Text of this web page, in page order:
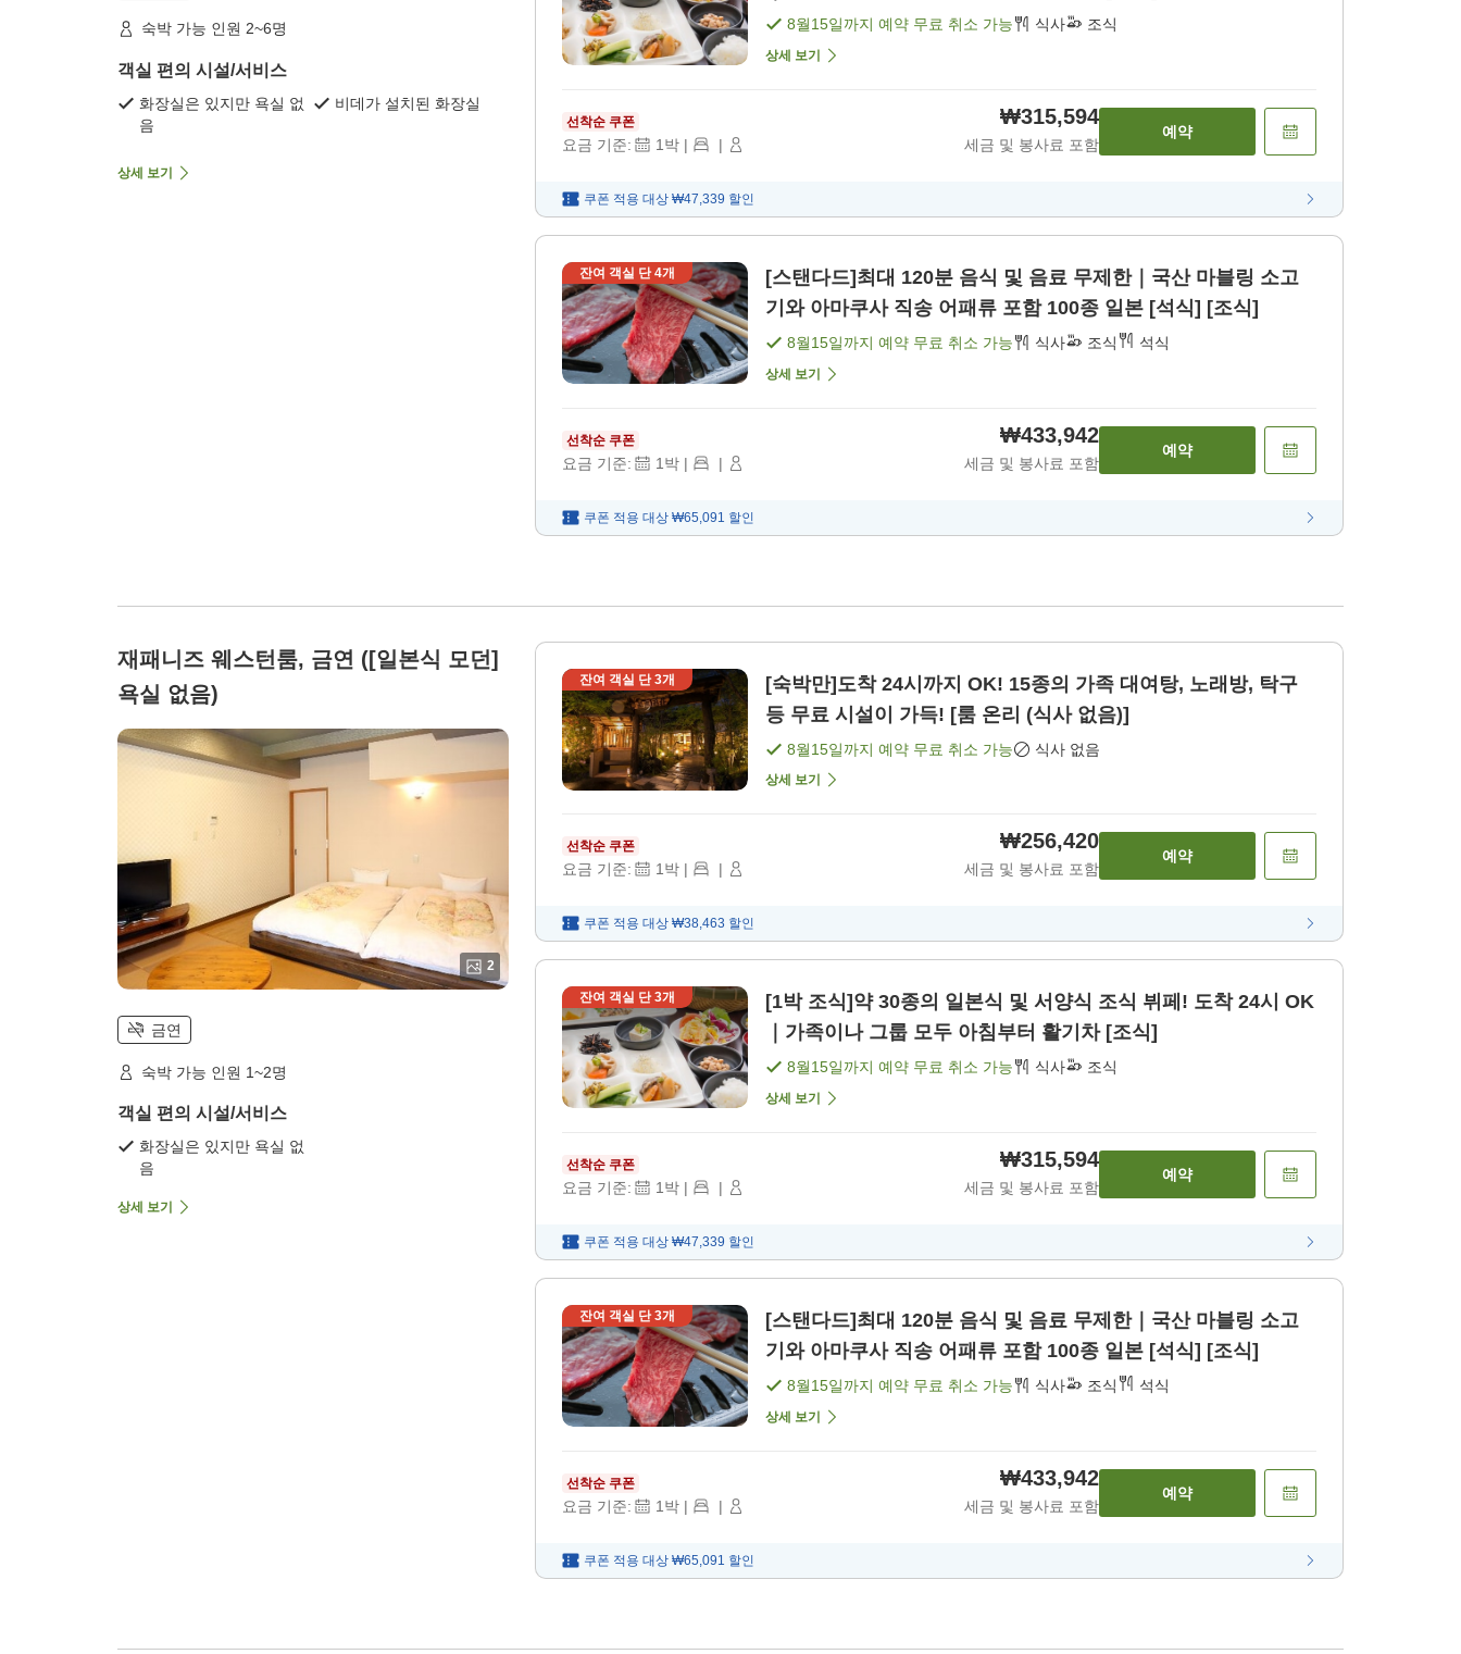
숙박 가능 인원 2~6명
객실 편의 시설/서비스
화장실은 있지만 욕실 없
음
비데가 설치된 화장실
상세 보기
8월15일까지 예약 무료 취소 가능 식사 조식
상세 보기
선착순 쿠폰
요금 기준: 1 박 | |
₩315,594
세금 및 봉사료 포함
예약
쿠폰 적용 대상 ₩47,339 할인
잔여 객실 단4개
[스탠다드]최대 120분 음식 및 음료 무제한｜국산 마블링 소고
기와 아마쿠사 직송 어패류 포함 100종 일본 [석식] [조식]
8월15일까지 예약 무료 취소 가능 식사 조식 석식
상세 보기
선착순 쿠폰
요금 기준: 1 박 | |
₩433,942
세금 및 봉사료 포함
예약
쿠폰 적용 대상 ₩65,091 할인
재패니즈 웨스턴룸, 금연 ([일본식 모던]
욕실 없음)
2
금연
숙박 가능 인원 1~2명
객실 편의 시설/서비스
화장실은 있지만 욕실 없
음
상세 보기
잔여 객실 단3개
[숙박만]도착 24시까지 OK! 15종의 가족 대여탕, 노래방, 탁구
등 무료 시설이 가득! [룸 온리 (식사 없음)]
8월15일까지 예약 무료 취소 가능 식사 없음
상세 보기
선착순 쿠폰
요금 기준: 1 박 | |
₩256,420
세금 및 봉사료 포함
예약
쿠폰 적용 대상 ₩38,463 할인
잔여 객실 단3개
[1박 조식]약 30종의 일본식 및 서양식 조식 뷔페! 도착 24시 OK
｜가족이나 그룹 모두 아침부터 활기차 [조식]
8월15일까지 예약 무료 취소 가능 식사 조식
상세 보기
선착순 쿠폰
요금 기준: 1 박 | |
₩315,594
세금 및 봉사료 포함
예약
쿠폰 적용 대상 ₩47,339 할인
잔여 객실 단3개
[스탠다드]최대 120분 음식 및 음료 무제한｜국산 마블링 소고
기와 아마쿠사 직송 어패류 포함 100종 일본 [석식] [조식]
8월15일까지 예약 무료 취소 가능 식사 조식 석식
상세 보기
선착순 쿠폰
요금 기준: 1 박 | |
₩433,942
세금 및 봉사료 포함
예약
쿠폰 적용 대상 ₩65,091 할인